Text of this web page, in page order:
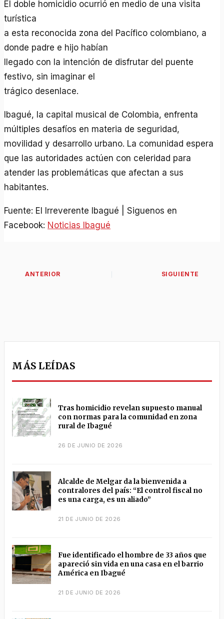
El doble homicidio ocurrió en medio de una visita
turística
a esta reconocida zona del Pacífico colombiano, a
donde padre e hijo habían
llegado con la intención de disfrutar del puente
festivo, sin imaginar el
trágico desenlace.
Ibagué, la capital musical de Colombia, enfrenta
múltiples desafíos en materia de seguridad,
movilidad y desarrollo urbano. La comunidad espera
que las autoridades actúen con celeridad para
atender las problemáticas que afectan a sus
habitantes.
Fuente: El Irreverente Ibagué | Siguenos en
Facebook: Noticias Ibagué
MÁS LEÍDAS
Tras homicidio revelan supuesto manual
con normas para la comunidad en zona
rural de Ibagué
26 DE JUNIO DE 2026
Alcalde de Melgar da la bienvenida a
contralores del país: “El control fiscal no
es una carga, es un aliado”
21 DE JUNIO DE 2026
Fue identificado el hombre de 33 años que
apareció sin vida en una casa en el barrio
América en Ibagué
21 DE JUNIO DE 2026